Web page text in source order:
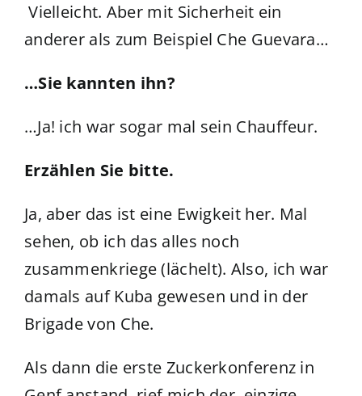
Vielleicht. Aber mit Sicherheit ein
anderer als zum Beispiel Che Guevara…
…Sie kannten ihn?
…Ja! ich war sogar mal sein Chauffeur.
Erzählen Sie bitte.
Ja, aber das ist eine Ewigkeit her. Mal
sehen, ob ich das alles noch
zusammenkriege (lächelt). Also, ich war
damals auf Kuba gewesen und in der
Brigade von Che.
Als dann die erste Zuckerkonferenz in